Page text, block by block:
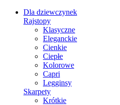
Dla dziewczynek
Rajstopy
Klasyczne
Eleganckie
Cienkie
Ciepłe
Kolorowe
Capri
Legginsy
Skarpety
Krótkie